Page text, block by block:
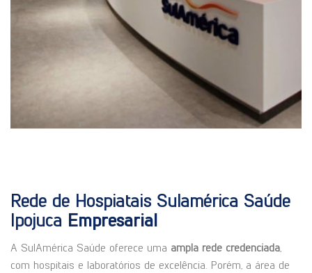
Rede de Hospiatais Sulamérica Saúde
Ipojuca Empresarial
A SulAmérica Saúde oferece uma ampla rede credenciada
com hospitais e laboratórios de excelência. Porém, a área de